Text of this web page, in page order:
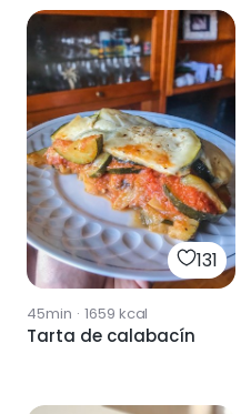
131
45min · 1659 kcal
Tarta de calabacín